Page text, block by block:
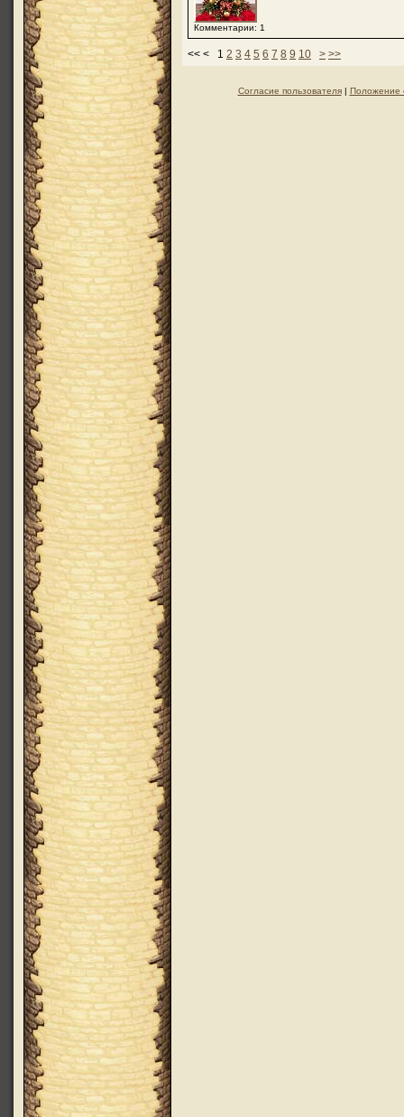
Комментарии: 1
<< < 1 2 3 4 5 6 7 8 9 10 > >>
Согласие пользователя| Положение